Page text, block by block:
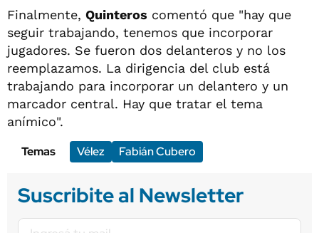
Finalmente, Quinteros comentó que "hay que
seguir trabajando, tenemos que incorporar
jugadores. Se fueron dos delanteros y no los
reemplazamos. La dirigencia del club está
trabajando para incorporar un delantero y un
marcador central. Hay que tratar el tema
anímico".
Temas
Vélez Fabián Cubero
Suscribite al Newsletter